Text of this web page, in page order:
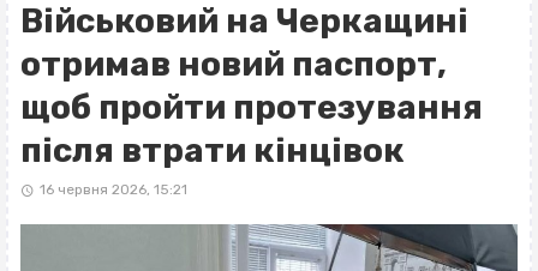
Військовий на Черкащині
отримав новий паспорт,
щоб пройти протезування
після втрати кінцівок
16 червня 2026, 15:21